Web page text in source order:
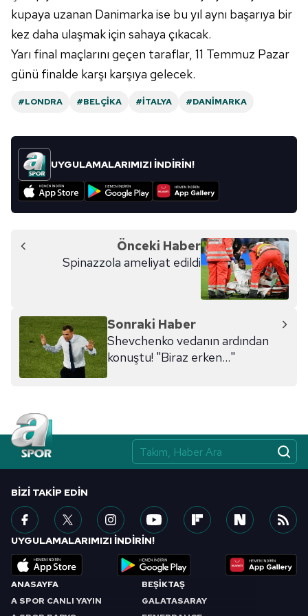
reklam/pazarlama faaliyetlerinin yapılması, amaçlarıyla
sınırlı olarak açık rızanız dahilinde kullanılacaktır.
Çerezlere ilişkin tercihlerinizi aşağıda yer alan panel
vasıtasıyla belirleyebilirsiniz. Çerezlere ilişkin detaylı bilgi
Metnimizi ziyaret edebilirsiniz.
6698 sayılı Kişisel Verilerin Korunması Kanunu uyarınca
hazırlanmış Aydınlatma Metnimizi okumak ve sitemizde
ilgili mevzuata uygun olarak kullanılan çerezlerle ilgili bilgi
almak için lütfentıklayınız.
kupaya uzanan Danimarka ise bu yıl aynı başarıya bir
kez daha ulaşmak için sahaya çıkacak.
Yarı final maçlarını geçen taraflar, 11 Temmuz Pazar
günü finalde karşı karşıya gelecek.
#LONDRA #BELÇIKA #İTALYA #DANIMARKA
UYGULAMALARIMIZI İNDİRİN!
Önceki Haber
Spinazzola ameliyat edildi
Sonraki Haber
Shevchenko vedanın ardından
konuştu! "Biraz erken..."
ANASAYFA
A SPOR CANLI YAYIN
BEŞİKTAŞ
GALATASARAY
BIZI TAKIP EDIN
UYGULAMALARIMIZI İNDİRİN!